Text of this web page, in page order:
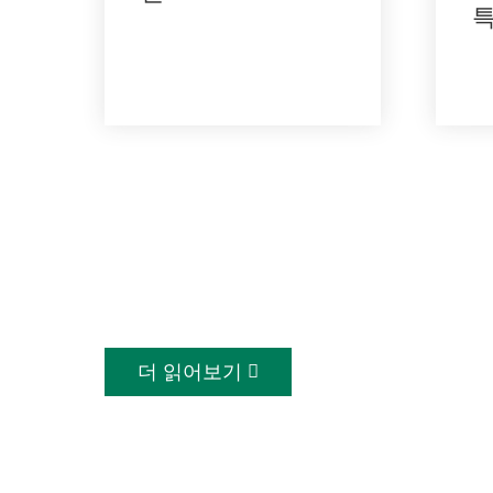
더 읽어보기